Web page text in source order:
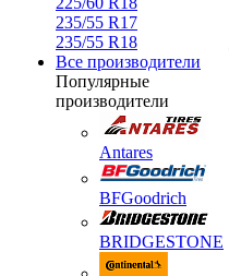
235/55 R17
235/55 R18
Все производители
Популярные
производители
Antares
BFGoodrich
BRIDGESTONE